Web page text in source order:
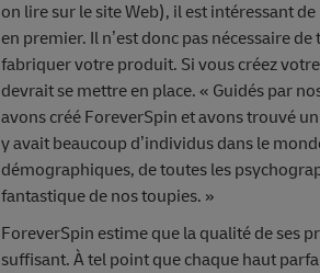
on lire sur le site Web), il est intéressant
en premier. Il n’est donc pas nécessaire
fabriquer votre produit. Si vous créez
devrait se mettre en place. « Guidés par
avons créé ForeverSpin et avons trouvé
y avait beaucoup d’individus dans le
démographiques, de toutes les
fantastique de nos toupies. »
ForeverSpin estime que la qualité de ses
suffisant. À tel point que chaque haut